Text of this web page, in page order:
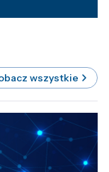
wszystkie